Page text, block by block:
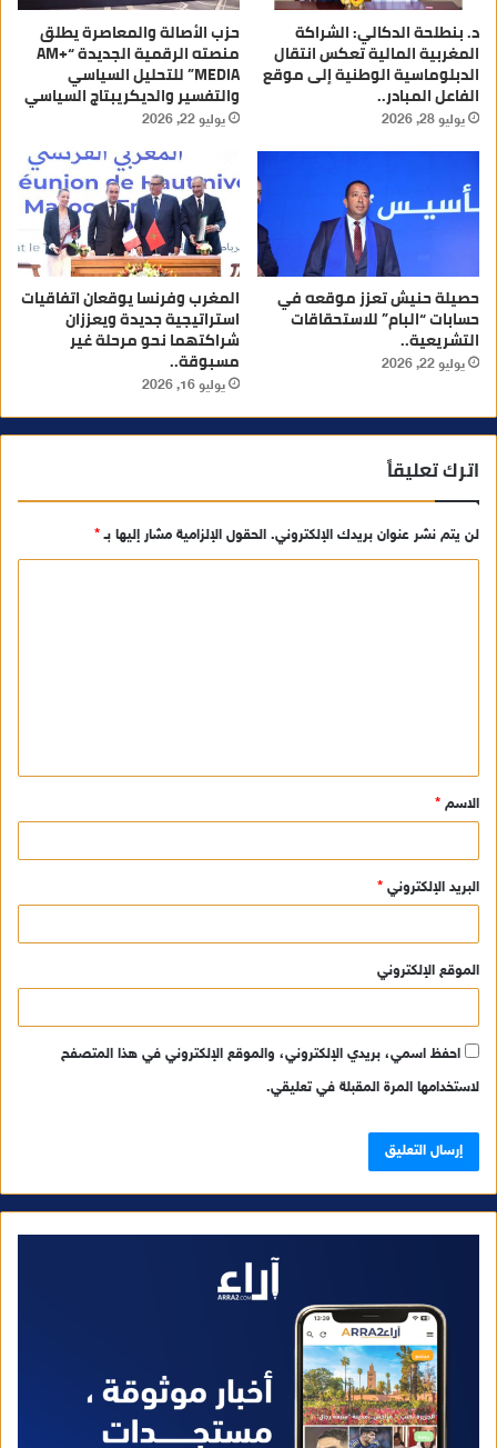
د. بنطلحة الدكالي: الشراكة
المغربية المالية تعكس انتقال
الدبلوماسية الوطنية إلى موقع
الفاعل المبادر..
يوليو 28, 2026
حزب الأصالة والمعاصرة يطلق
منصته الرقمية الجديدة “AM+
MEDIA” للتحليل السياسي
والتفسير والديكريبتاج السياسي
يوليو 22, 2026
حصيلة حنيش تعزز موقعه في
حسابات “البام” للاستحقاقات
التشريعية..
يوليو 22, 2026
المغرب وفرنسا يوقعان اتفاقيات
استراتيجية جديدة ويعززان
شراكتهما نحو مرحلة غير
مسبوقة..
يوليو 16, 2026
اترك تعليقاً
لن يتم نشر عنوان بريدك الإلكتروني. الحقول الإلزامية مشار إليها بـ*
ق
*
الاسم *
البريد الإلكتروني *
الموقع الإلكتروني
احفظ اسمي، بريدي الإلكتروني، والموقع الإلكتروني في هذا المتصفح
لاستخدامها المرة المقبلة في تعليقي.